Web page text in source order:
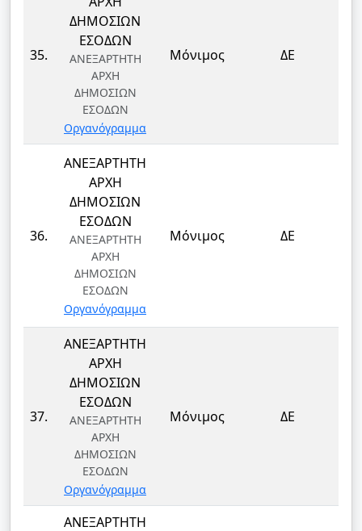
35.
ΔΗΜΟΣΙΩΝ
ΕΣΟΔΩΝ
ΑΝΕΞΑΡΤΗΤΗ
ΑΡΧΗ
ΔΗΜΟΣΙΩΝ
ΕΣΟΔΩΝ
Οργανόγραμμα
Μόνιμος ΔΕ
36.
ΑΝΕΞΑΡΤΗΤΗ
ΑΡΧΗ
ΔΗΜΟΣΙΩΝ
ΕΣΟΔΩΝ
ΑΝΕΞΑΡΤΗΤΗ
ΑΡΧΗ
ΔΗΜΟΣΙΩΝ
ΕΣΟΔΩΝ
Οργανόγραμμα
Μόνιμος ΔΕ
37.
ΑΝΕΞΑΡΤΗΤΗ
ΑΡΧΗ
ΔΗΜΟΣΙΩΝ
ΕΣΟΔΩΝ
ΑΝΕΞΑΡΤΗΤΗ
ΑΡΧΗ
ΔΗΜΟΣΙΩΝ
ΕΣΟΔΩΝ
Οργανόγραμμα
Μόνιμος ΔΕ
ΑΝΕΞΑΡΤΗΤΗ